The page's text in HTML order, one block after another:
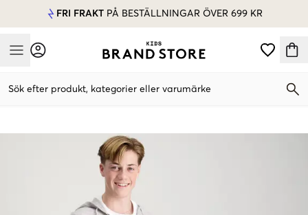
FRI FRAKT PÅ BESTÄLLNINGAR ÖVER 699 KR
Mobile Menu
Sök efter produkt, kategorier eller varumärke